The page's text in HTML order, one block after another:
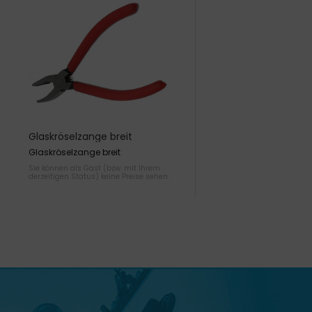
Glaskröselzange breit
Glaskröselzange breit
Sie können als Gast (bzw. mit Ihrem
derzeitigen Status) keine Preise sehen.